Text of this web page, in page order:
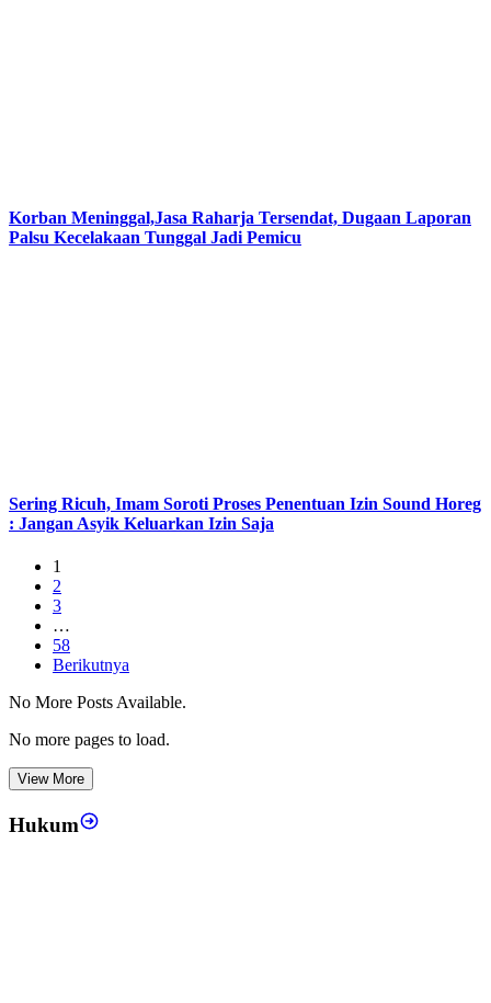
Korban Meninggal,Jasa Raharja Tersendat, Dugaan Laporan
Palsu Kecelakaan Tunggal Jadi Pemicu
Sering Ricuh, Imam Soroti Proses Penentuan Izin Sound Horeg
: Jangan Asyik Keluarkan Izin Saja
1
2
3
…
58
Berikutnya
No More Posts Available.
No more pages to load.
View More
Hukum